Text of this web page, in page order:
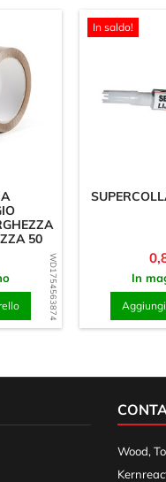
WD1754563874
50
In saldo!
In
Wood,